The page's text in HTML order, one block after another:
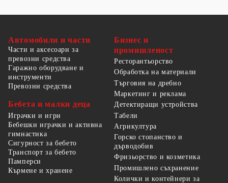
Автомобили и части
Части и аксесоари за
превозни средства
Гаражно оборудване и
инструменти
Превозни средства
Бебета и малки деца
Играчки и игри
Бебешки играчки и активна
гимнастика
Сигурност за бебето
Транспорт за бебето
Памперси
Кърмене и хранене
Бизнес и
промишленост
Ресторантьорство
Обработка на материали
Търговия на дребно
Маркетинг и реклама
Детектиращи устройства
Табели
Агрикултура
Горско стопанство и
дърводобив
Фризьорство и козметика
Промишлено съхранение
Колички и контейнери за